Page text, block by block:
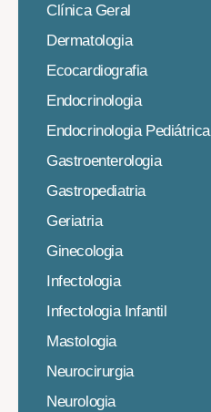
Clínica Geral
Dermatologia
Ecocardiografia
Endocrinologia
Endocrinologia Pediátrica
Gastroenterologia
Gastropediatria
Geriatria
Ginecologia
Infectologia
Infectologia Infantil
Mastologia
Neurocirurgia
Neurologia